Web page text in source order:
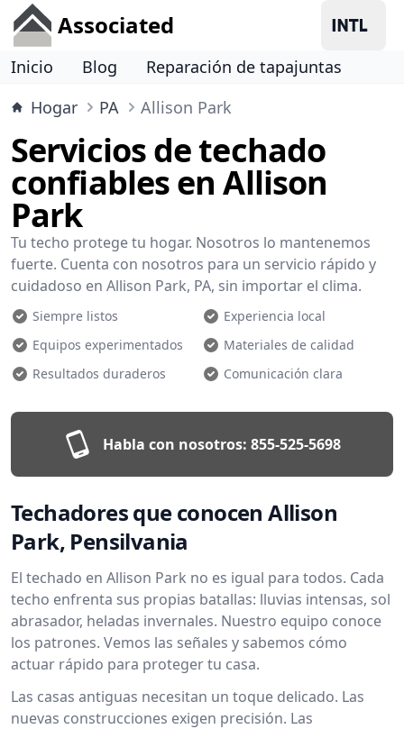
Associated
Inicio Blog
Reparación de tapajuntas
Hogar
PA Allison Park
Servicios de techado
confiables en Allison
Park
Tu techo protege tu hogar. Nosotros lo mantenemos
fuerte. Cuenta con nosotros para un servicio rápido y
cuidadoso en Allison Park, PA, sin importar el clima.
Siempre listos
Experiencia local
Equipos experimentados
Materiales de calidad
Resultados duraderos
Comunicación clara
Habla con nosotros: 855-525-5698
Techadores que conocen Allison
Park, Pensilvania
El techado en Allison Park no es igual para todos. Cada
techo enfrenta sus propias batallas: lluvias intensas, sol
abrasador, heladas invernales. Nuestro equipo conoce
los patrones. Vemos las señales y sabemos cómo
actuar rápido para proteger tu casa.
Las casas antiguas necesitan un toque delicado. Las
nuevas construcciones exigen precisión. Las